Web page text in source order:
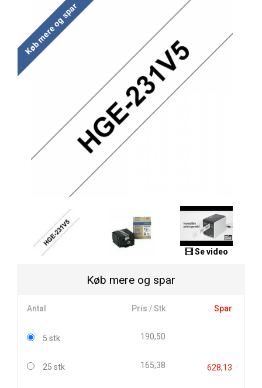
Køb mere og spar
Se video
Køb mere og spar
Antal Pris / Stk Spar
5 stk 190,50
25 stk 165,38 628,13